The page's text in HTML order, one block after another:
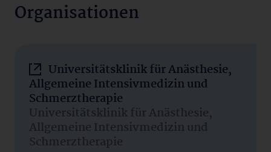
Organisationen
Universitätsklinik für Anästhesie,
Allgemeine Intensivmedizin und
Schmerztherapie
Universitätsklinik für Anästhesie,
Allgemeine Intensivmedizin und
Schmerztherapie